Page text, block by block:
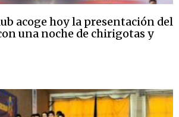
acoge hoy la presentación del
una noche de chirigotas y